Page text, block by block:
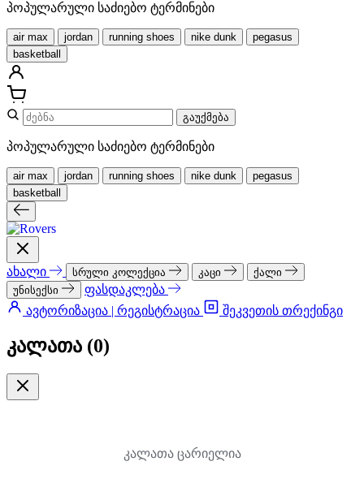
პოპულარული საძიებო ტერმინები
air max jordan running shoes nike dunk
pegasus
basketball
გაუქმება
პოპულარული საძიებო ტერმინები
air max jordan running shoes nike dunk
pegasus
basketball
ახალი სრული კოლექცია კაცი
ქალი
უნისექსი
ფასდაკლება
ავტორიზაცია | რეგისტრაცია
შეკვეთის თრექინგი
კალათა (0)
კალათა ცარიელია